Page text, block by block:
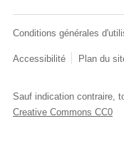
Conditions générales
Accessibilité Plan du
Sauf indication contraire,
Creative Commons CC0